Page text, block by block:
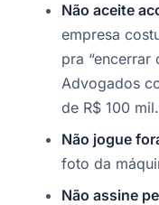
Não aceite
empresa
pra “encerrar
Advogados
de R$ 100 mil.
Não jogue
foto da
Não assine